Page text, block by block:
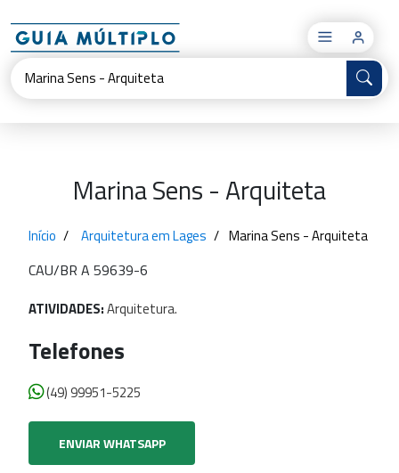
×
Marina Sens - Arquiteta
Início Arquitetura em Lages Marina Sens - Arquiteta
CAU/BR A 59639-6
ATIVIDADES:Arquitetura.
Telefones
(49) 99951-5225
ENVIAR WHATSAPP